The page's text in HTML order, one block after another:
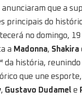
anunciaram que a
principais do
no domingo,
a Madonna, Shakira
da história,
que une
, Gustavo Dudamel e